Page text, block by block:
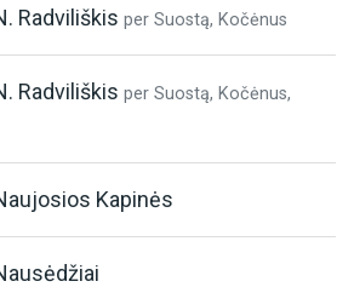
Radviliškis per Suostą, Kočėnus
Radviliškis per Suostą, Kočėnus,
Kapinės